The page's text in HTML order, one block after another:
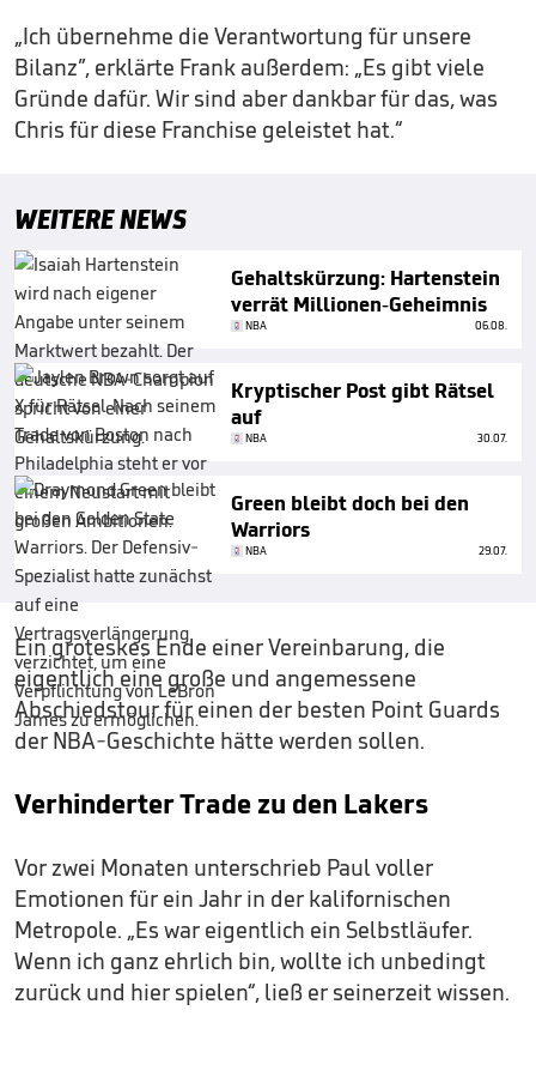
„Ich übernehme die Verantwortung für unsere
Bilanz”, erklärte Frank außerdem: „Es gibt viele
Gründe dafür. Wir sind aber dankbar für das, was
Chris für diese Franchise geleistet hat.“
WEITERE NEWS
Gehaltskürzung: Hartenstein
verrät Millionen-Geheimnis
NBA 06.08.
Kryptischer Post gibt Rätsel
auf
NBA 30.07.
Green bleibt doch bei den
Warriors
NBA 29.07.
Ein groteskes Ende einer Vereinbarung, die
eigentlich eine große und angemessene
Abschiedstour für einen der besten Point Guards
der NBA-Geschichte hätte werden sollen.
Verhinderter Trade zu den Lakers
Vor zwei Monaten unterschrieb Paul voller
Emotionen für ein Jahr in der kalifornischen
Metropole. „Es war eigentlich ein Selbstläufer.
Wenn ich ganz ehrlich bin, wollte ich unbedingt
zurück und hier spielen“, ließ er seinerzeit wissen.